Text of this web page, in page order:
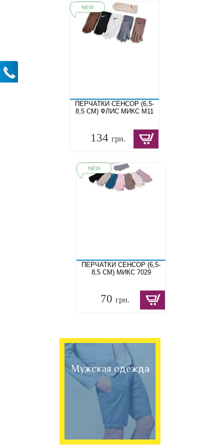
ПЕРЧАТКИ СЕНСОР (6,5-
8,5 СМ) ФЛИС МИКС M11
134 грн.
ПЕРЧАТКИ СЕНСОР (6,5-
8,5 СМ) МИКС 7029
70грн.
Мужская одежда